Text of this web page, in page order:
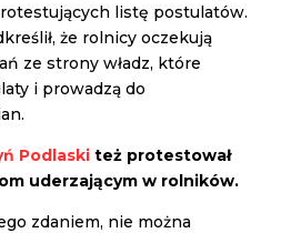
listę postulatów.
że rolnicy oczekują
ze strony władz, które
i prowadzą do
Podlaskiteż protestował
uderzającym w rolników.
zdaniem, nie można